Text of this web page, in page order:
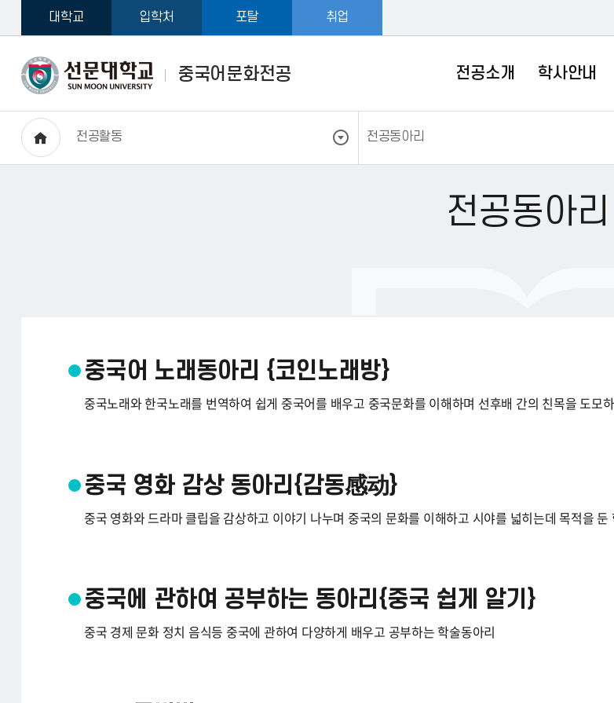
대학교 입학처 포탈 취업
중국어문화전공 전공소개 학사안내
HOME
전공활동 전공동아리
전공동아리
중국어 노래동아리 {코인노래방}
중국노래와 한국노래를 번역하여 쉽게 중국어를 배우고 중국문화를 이해하며 선후배 간의 친목을 도모
중국 영화 감상 동아리{감동感动}
중국 영화와 드라마 클립을 감상하고 이야기 나누며 중국의 문화를 이해하고 시야를 넓히는데 목적을 둔
중국에 관하여 공부하는 동아리{중국 쉽게 알기}
중국 경제 문화 정치 음식등 중국에 관하여 다양하게 배우고 공부하는 학술동아리